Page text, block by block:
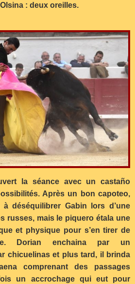
: deux oreilles.
la séance avec un castaño
Après un bon capoteo,
à déséquilibrer Gabin lors d’une
russes, mais le piquero étala une
et physique pour s’en tirer de
Dorian enchaina par un
chicuelinas et plus tard, il brinda
comprenant des passages
un accrochage qui eut pour